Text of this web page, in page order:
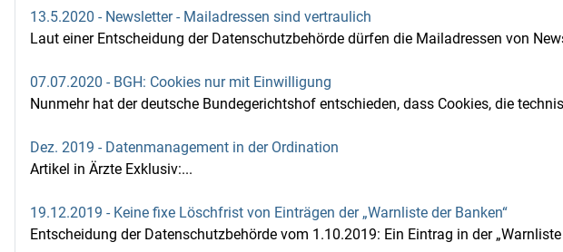
13.5.2020 - Newsletter - Mailadressen sind vertraulich
Laut einer Entscheidung der Datenschutzbehörde dürfen die Mailadressen von
07.07.2020 - BGH: Cookies nur mit Einwilligung
Nunmehr hat der deutsche Bundegerichtshof entschieden, dass Cookies, die
Dez. 2019 - Datenmanagement in der Ordination
Artikel in Ärzte Exklusiv:...
19.12.2019 - Keine fixe Löschfrist von Einträgen der „Warnliste der Banken“
Entscheidung der Datenschutzbehörde vom 1.10.2019: Ein Eintrag in der „Warnliste